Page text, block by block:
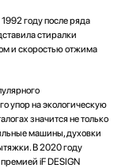
году после ряда
стиралки
и скоростью отжима
упор на экологическую
значится не только
машины, духовки
В 2020 году
iF DESIGN